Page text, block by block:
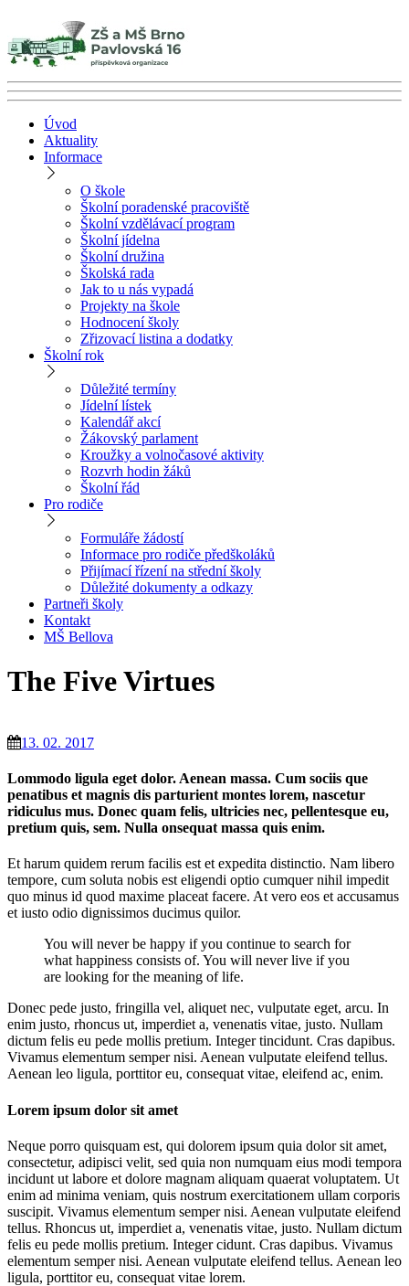
Úvod
Aktuality
Informace
O škole
Školní poradenské pracoviště
Školní vzdělávací program
Školní jídelna
Školní družina
Školská rada
Jak to u nás vypadá
Projekty na škole
Hodnocení školy
Zřizovací listina a dodatky
Školní rok
Důležité termíny
Jídelní lístek
Kalendář akcí
Žákovský parlament
Kroužky a volnočasové aktivity
Rozvrh hodin žáků
Školní řád
Pro rodiče
Formuláře žádostí
Informace pro rodiče předškoláků
Přijímací řízení na střední školy
Důležité dokumenty a odkazy
Partneři školy
Kontakt
MŠ Bellova
The Five Virtues
13. 02. 2017
Lommodo ligula eget dolor. Aenean massa. Cum sociis que
penatibus et magnis dis parturient montes lorem, nascetur
ridiculus mus. Donec quam felis, ultricies nec, pellentesque eu,
pretium quis, sem. Nulla onsequat massa quis enim.
Et harum quidem rerum facilis est et expedita distinctio. Nam libero
tempore, cum soluta nobis est eligendi optio cumquer nihil impedit
quo minus id quod maxime placeat facere. At vero eos et accusamus
et iusto odio dignissimos ducimus quilor.
You will never be happy if you continue to search for
what happiness consists of. You will never live if you
are looking for the meaning of life.
Donec pede justo, fringilla vel, aliquet nec, vulputate eget, arcu. In
enim justo, rhoncus ut, imperdiet a, venenatis vitae, justo. Nullam
dictum felis eu pede mollis pretium. Integer tincidunt. Cras dapibus.
Vivamus elementum semper nisi. Aenean vulputate eleifend tellus.
Aenean leo ligula, porttitor eu, consequat vitae, eleifend ac, enim.
Lorem ipsum dolor sit amet
Neque porro quisquam est, qui dolorem ipsum quia dolor sit amet,
consectetur, adipisci velit, sed quia non numquam eius modi tempora
incidunt ut labore et dolore magnam aliquam quaerat voluptatem. Ut
enim ad minima veniam, quis nostrum exercitationem ullam corporis
suscipit. Vivamus elementum semper nisi. Aenean vulputate eleifend
tellus. Rhoncus ut, imperdiet a, venenatis vitae, justo. Nullam dictum
felis eu pede mollis pretium. Integer cidunt. Cras dapibus. Vivamus
elementum semper nisi. Aenean vulputate eleifend tellus. Aenean leo
ligula, porttitor eu, consequat vitae lorem.